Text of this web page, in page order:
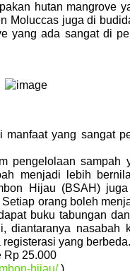
hutan mangrove
Moluccas juga di
yang ada sangat di
yang sangat
pengelolaan sampah
menjadi lebih
Hijau (BSAH)
orang boleh
buku tabungan
nasabah
yang
Rp 25.000
hijau/)